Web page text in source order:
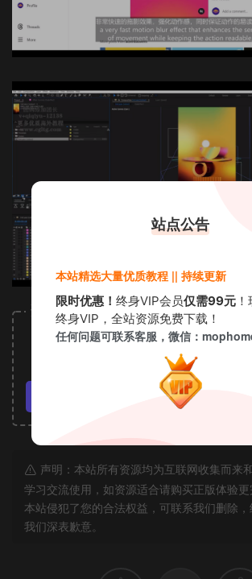
资源下载
下载价格 5 金币
VIP免费
立即购买
声明：本站所有资源均为互联网收集而来
学习交流使用，如资源适合请购买正版体验
本站侵犯了您的合法权益，可联系我们删除
我们深表歉意。
站点公告
本站精选大量优质教程 || 持续更新
限时优惠！ 终身VIP会员仅需99元
终身VIP，全站资源免费下载！
任何问题可联系客服，微信：